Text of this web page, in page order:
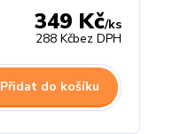
349 Kč/ks
288 Kčbez DPH
Přidat do košíku